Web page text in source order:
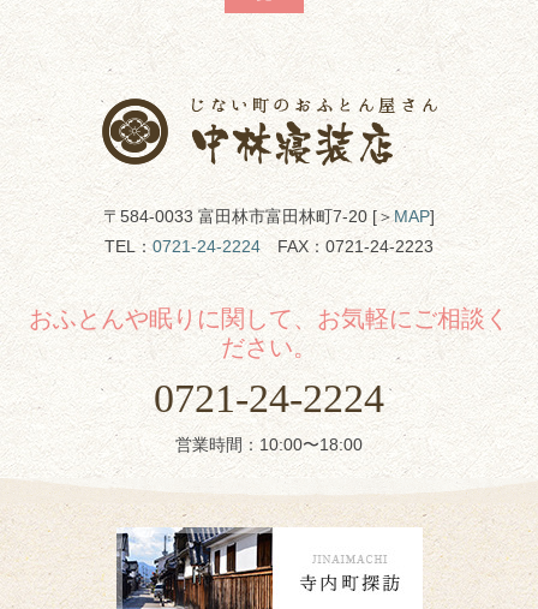
〒584-0033 富田林市富田林町7-20 [＞MAP]
TEL：0721-24-2224FAX：0721-24-2223
おふとんや眠りに関して、お気軽にご相談く
ださい。
0721-24-2224
営業時間：10:00〜18:00